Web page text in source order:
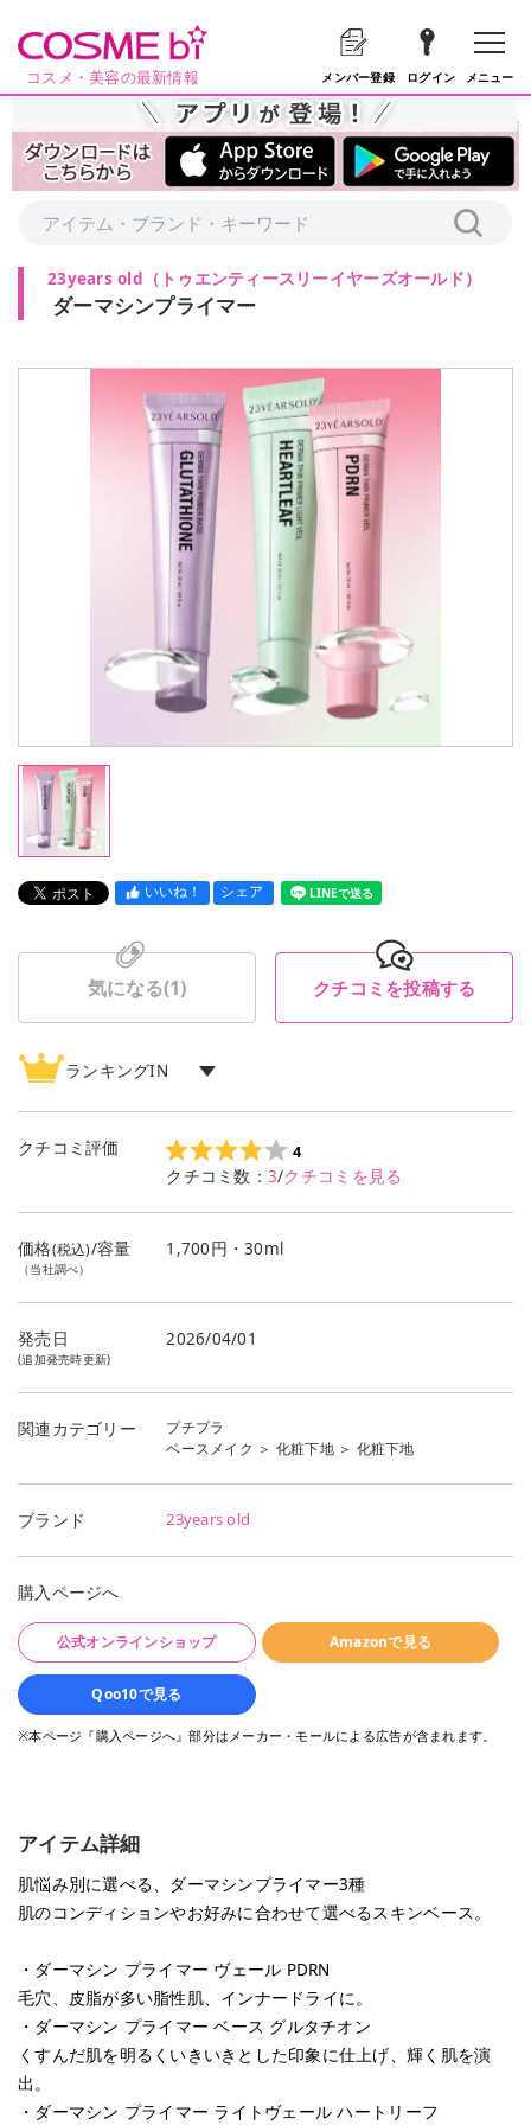
コスメ・美容の最新情報 メンバー登録 ログイン メニュー
23years old （ トゥエンティースリーイヤーズオールド）
ダーマシンプライマー
いいね！ シェア LINEで送る
気になる(1) クチコミを投稿する
ランキングIN
化粧下地ランキング3位
クチコミ評価
4
クチコミ数： 3/クチコミを見る
価格(税込)/容量
（当社調べ）
1,700円・30ml
発売日
(追加発売時更新)
2026/04/01
関連カテゴリー
プチプラ
ベースメイク ＞ 化粧下地＞ 化粧下地
ブランド 23years old
購入ページへ
公式オンラインショップ Amazonで見る
Qoo10で見る
※本ページ『購入ページへ』部分はメーカー・モールによる広告が含まれます。
アイテム詳細
肌悩み別に選べる、ダーマシンプライマー3種
肌のコンディションやお好みに合わせて選べるスキンベース。
・ダーマシン プライマー ヴェール PDRN
毛穴、皮脂が多い脂性肌、インナードライに。
・ダーマシン プライマー ベース グルタチオン
くすんだ肌を明るくいきいきとした印象に仕上げ、輝く肌を演
出。
・ダーマシン プライマー ライトヴェール ハートリーフ